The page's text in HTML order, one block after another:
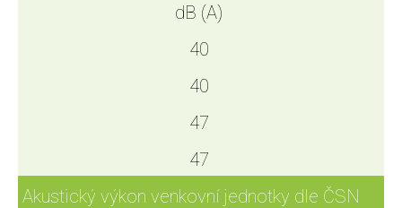
dB (A)
40
40
47
47
Akustický výkon venkovní jednotky dle ČSN